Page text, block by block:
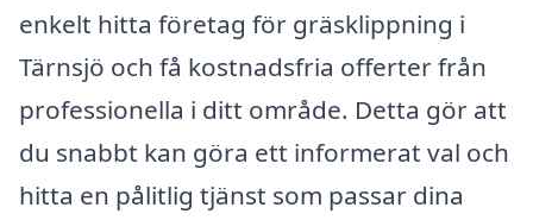
enkelt hitta företag för gräsklippning i
Tärnsjö och få kostnadsfria offerter från
professionella i ditt område. Detta gör att
du snabbt kan göra ett informerat val och
hitta en pålitlig tjänst som passar dina